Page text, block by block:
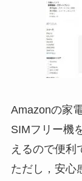
Amazonの家
SIMフリー機
えるので便利
ただし，安心